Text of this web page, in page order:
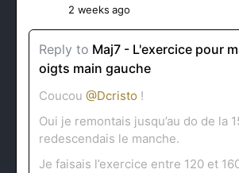
2 weeks ago
Reply to Maj7 - L'exercice pour
oigts main gauche
Coucou @Dcristo !
Oui je remontais jusqu’au do de la
redescendais le manche.
Je faisais l’exercice entre 120 et